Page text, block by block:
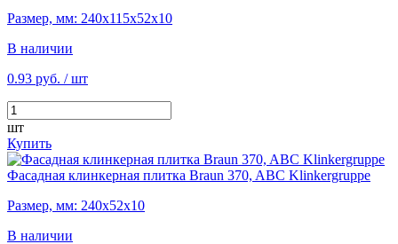
Размер, мм: 240х115х52х10
В наличии
0.93 руб. / шт
шт
Купить
Фасадная клинкерная плитка Braun 370, ABC Klinkergruppe
Размер, мм: 240х52х10
В наличии